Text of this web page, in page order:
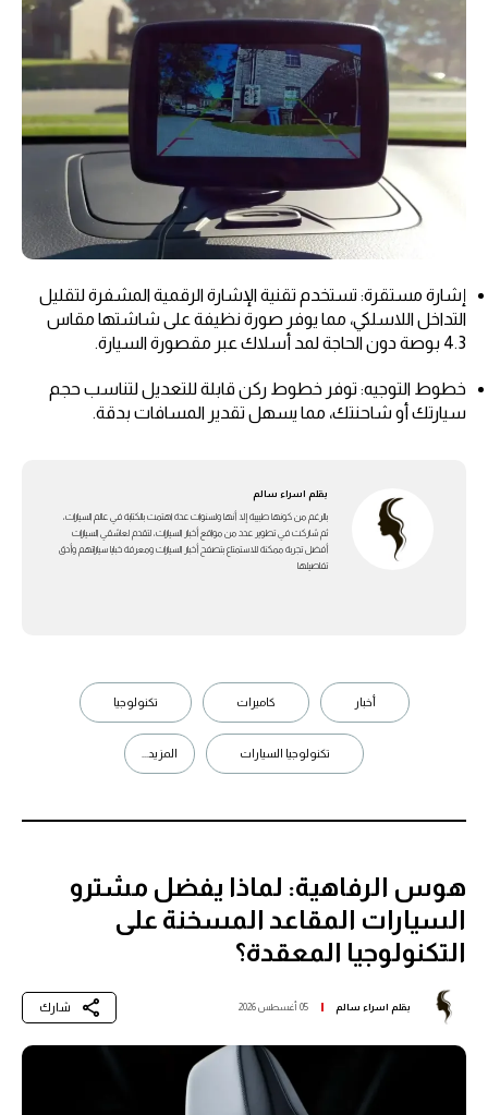
إشارة مستقرة: تستخدم تقنية الإشارة الرقمية المشفرة لتقليل
التداخل اللاسلكي، مما يوفر صورة نظيفة على شاشتها مقاس
4.3 بوصة دون الحاجة لمد أسلاك عبر مقصورة السيارة.
خطوط التوجيه: توفر خطوط ركن قابلة للتعديل لتناسب حجم
سيارتك أو شاحنتك، مما يسهل تقدير المسافات بدقة.
بقلم اسراء سالم
بالرغم من كونها طبيبة إلا أنها ولسنوات عدة اهتمت بالكتابة في عالم السيارات،
ثم شاركت في تطوير عدد من مواقع أخبار السيارات، لتقدم لعاشقي السيارات
أفضل تجربة ممكنة للاستمتاع بتصفح أخبار السيارات ومعرفة خبايا سياراتهم وأدق
تفاصيلها
أخبار كاميرات تكنولوجيا
تكنولوجيا السيارات المزيد...
هوس الرفاهية: لماذا يفضل مشترو
السيارات المقاعد المسخنة على
التكنولوجيا المعقدة؟
بقلم اسراء سالم 05 أغسطس 2026 شارك